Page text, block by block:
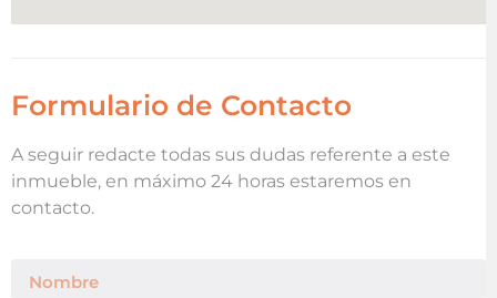
Formulario de Contacto
A seguir redacte todas sus dudas referente a este
inmueble, en máximo 24 horas estaremos en
contacto.